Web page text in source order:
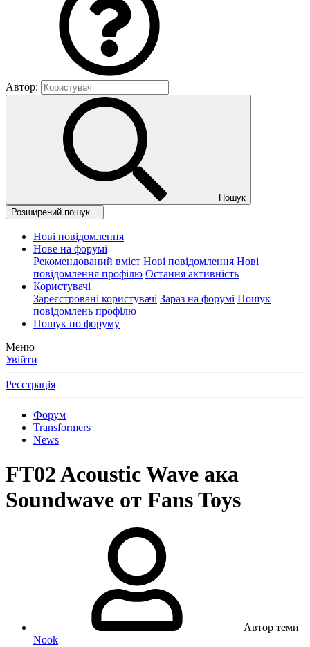
Автор:
Пошук
Розширений пошук...
Нові повідомлення
Нове на форумі
Рекомендований вміст Нові повідомлення Нові
повідомлення профілю Остання активність
Користувачі
Зареєстровані користувачі Зараз на форумі Пошук
повідомлень профілю
Пошук по форуму
Меню
Увійти
Реєстрація
Форум
Transformers
News
FT02 Acoustic Wave ака
Soundwave от Fans Toys
Автор теми
Nook